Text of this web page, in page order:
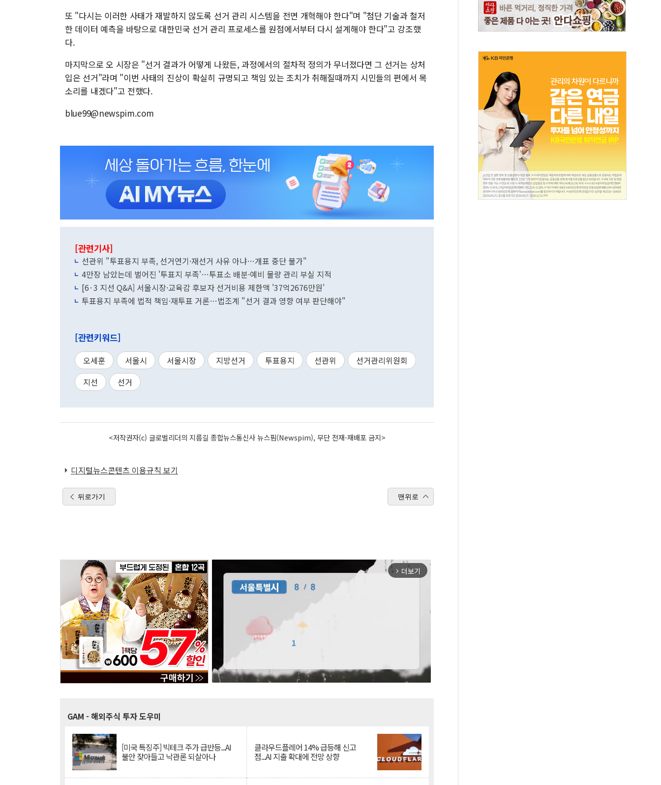
또 "다시는 이러한 사태가 재발하지 않도록 선거 관리 시스템을 전면 개혁해야 한다"며 "첨단 기술과 철저
한 데이터 예측을 바탕으로 대한민국 선거 관리 프로세스를 원점에서부터 다시 설계해야 한다"고 강조했
다.
마지막으로 오 시장은 "선거 결과가 어떻게 나왔든, 과정에서의 절차적 정의가 무너졌다면 그 선거는 상처
입은 선거"라며 "이번 사태의 진상이 확실히 규명되고 책임 있는 조치가 취해질때까지 시민들의 편에서 목
소리를 내겠다"고 전했다.
blue99@newspim.com
[관련기사]
선관위 "투표용지 부족, 선거연기·재선거 사유 아냐…개표 중단 불가"
4만장 남았는데 벌어진 '투표지 부족'…투표소 배분·예비 물량 관리 부실 지적
[6·3 지선 Q&A] 서울시장·교육감 후보자 선거비용 제한액 '37억2676만원'
투표용지 부족에 법적 책임·재투표 거론…법조계 "선거 결과 영향 여부 판단해야"
[관련키워드]
오세훈 서울시 서울시장 지방선거 투표용지 선관위
선거관리위원회
지선
선거
<저작권자(c) 글로벌리더의 지름길 종합뉴스통신사 뉴스핌(Newspim), 무단 전재-재배포 금지>
디지털뉴스콘텐츠 이용규칙 보기
뒤로가기 맨위로
arrow_forward_ios 더보기
GAM - 해외주식 투자 도우미
[미국 특징주] 빅테크 주가 급반등...AI
불안 잦아들고 낙관론 되살아나
클라우드플레어 14% 급등해 신고
점...AI 지출 확대에 전망 상향